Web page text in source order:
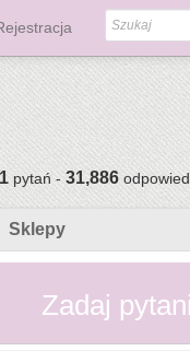
pytań -31,886
Sklepy
Zadaj